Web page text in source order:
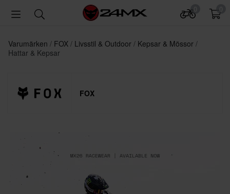
Varumärken FOX Livsstil & Outdoor
Kepsar & Mössor
Hattar & Kepsar
FOX